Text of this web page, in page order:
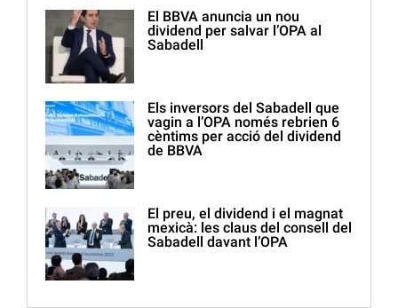
El BBVA anuncia un nou
dividend per salvar l’OPA al
Sabadell
Els inversors del Sabadell que
vagin a l’OPA només rebrien 6
cèntims per acció del dividend
de BBVA
El preu, el dividend i el magnat
mexicà: les claus del consell del
Sabadell davant l’OPA